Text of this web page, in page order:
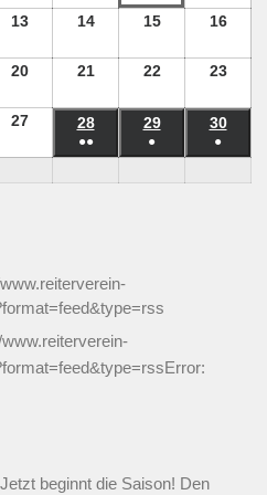
2026
2026
2026
2026
1313.
2026
1414.
1515.
1616.
2026
2020.
2026
2121.
2222.
2026
2323.
2026
2727.
August
2828.
August
●●
2929.
August
●
3030.
●
beginnt die Saison! Den